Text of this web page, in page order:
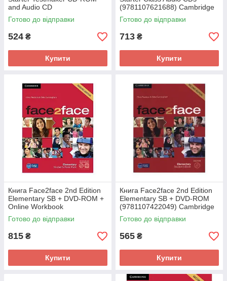
and Audio CD
(9781107614734) Cambridge
University Press
Готово до відправки
524 ₴
Купити
(9781107621688) Cambridge
University Press
Готово до відправки
713 ₴
Купити
Книга Face2face 2nd Edition
Elementary SB + DVD-ROM +
Online Workbook
(9781139566537) Cambridge
University Press
Готово до відправки
815 ₴
Купити
Книга Face2face 2nd Edition
Elementary SB + DVD-ROM
(9781107422049) Cambridge
University Press
Готово до відправки
565 ₴
Купити